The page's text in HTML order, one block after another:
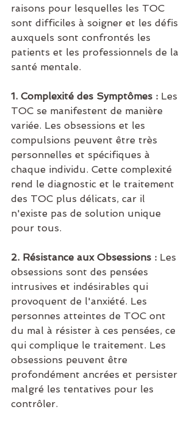
raisons pour lesquelles les TOC
sont difficiles à soigner et les défis
auxquels sont confrontés les
patients et les professionnels de la
santé mentale.
1. Complexité des Symptômes : Les
TOC se manifestent de manière
variée. Les obsessions et les
compulsions peuvent être très
personnelles et spécifiques à
chaque individu. Cette complexité
rend le diagnostic et le traitement
des TOC plus délicats, car il
n'existe pas de solution unique
pour tous.
2. Résistance aux Obsessions : Les
obsessions sont des pensées
intrusives et indésirables qui
provoquent de l'anxiété. Les
personnes atteintes de TOC ont
du mal à résister à ces pensées, ce
qui complique le traitement. Les
obsessions peuvent être
profondément ancrées et persister
malgré les tentatives pour les
contrôler.